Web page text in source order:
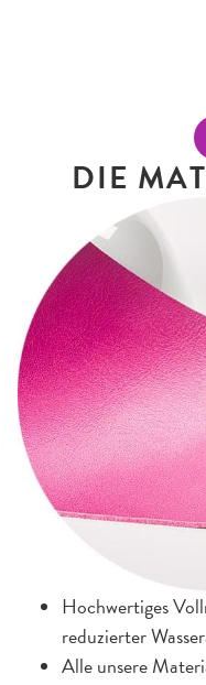
DIE
Hochwertiges
reduzierter
Alle unsere